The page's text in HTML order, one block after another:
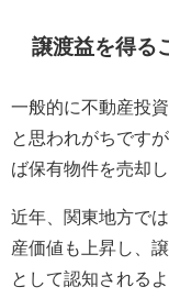
譲渡益を得る
一般的に不動産投
と思われがちです
ば保有物件を売却
近年、関東地方で
産価値も上昇し、
として認知される